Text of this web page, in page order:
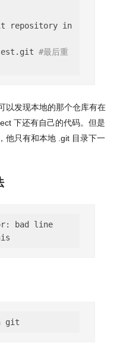
repository in
#最后重
以发现本地的那个仓库有在
下还有自己的代码。但是
他只有和本地 .git 目录下一
bad line